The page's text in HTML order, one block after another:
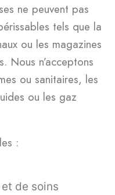
ne peuvent pas
tels que la
ou les magazines
Nous n’acceptons
ou sanitaires, les
ou les gaz
:
de soins